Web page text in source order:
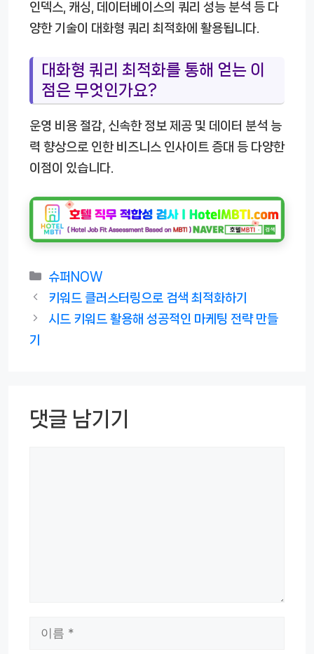
인덱스, 캐싱, 데이터베이스의 쿼리 성능 분석 등 다
양한 기술이 대화형 쿼리 최적화에 활용됩니다.
대화형 쿼리 최적화를 통해 얻는 이
점은 무엇인가요?
운영 비용 절감, 신속한 정보 제공 및 데이터 분석 능
력 향상으로 인한 비즈니스 인사이트 증대 등 다양한
이점이 있습니다.
카
테
리
슈퍼NOW
키워드 클러스터링으로 검색 최적화하기
시드 키워드 활용해 성공적인 마케팅 전략 만들
기
댓글 남기기